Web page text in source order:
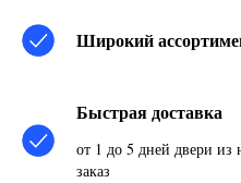
Широкий
Быстрая доставка
от 1 до 5 дней двери из
заказ